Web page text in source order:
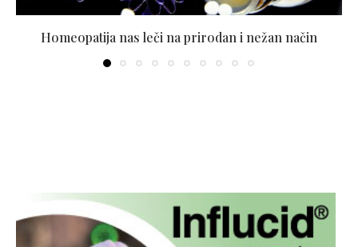
Homeopatija nas leči na prirodan i nežan način